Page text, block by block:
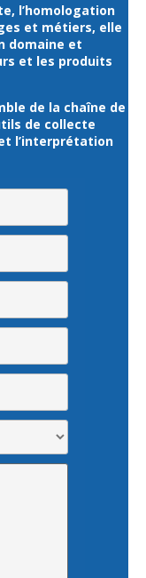
l’homologation
et métiers, elle
domaine et
et les produits
de la chaîne de
de collecte
l’interprétation